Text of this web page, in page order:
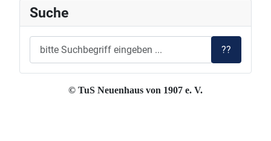
Suche
??
© TuS Neuenhaus von 1907 e. V.